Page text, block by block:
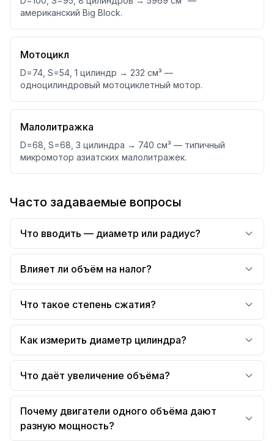
американский Big Block.
Мотоцикл
D=74, S=54, 1 цилиндр → 232 см³ —
одноцилиндровый мотоциклетный мотор.
Малолитражка
D=68, S=68, 3 цилиндра → 740 см³ — типичный
микромотор азиатских малолитражек.
Часто задаваемые вопросы
Что вводить — диаметр или радиус?
Влияет ли объём на налог?
Что такое степень сжатия?
Как измерить диаметр цилиндра?
Что даёт увеличение объёма?
Почему двигатели одного объёма дают
разную мощность?